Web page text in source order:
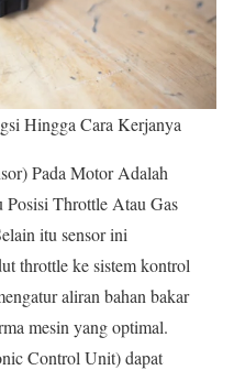
Hingga Cara Kerjanya
Pada Motor Adalah
Throttle Atau Gas
itu sensor ini
throttle ke sistem kontrol
aliran bahan bakar
mesin yang optimal.
Control Unit) dapat